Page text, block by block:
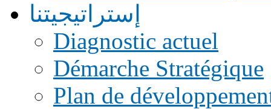
إستراتيجيتنا
Diagnostic actuel
Démarche Stratégique
Plan de